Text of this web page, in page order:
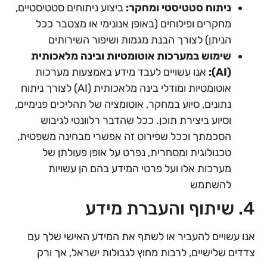
ניתוח סטטיסטי ומחקר: ביצוע ניתוחים סטטיסטיים,
מחקרים ופילוחים (באופן אנונימי או מצטבר ככל
הניתן) לצורך הבנת מגמות ושיפור השירותים
שימוש במערכות אוטומטיות ובינה מלאכותית
(AI):
אנו עשויים לעבד מידע באמצעות מערכות
אוטומטיות ומודלי בינה מלאכותית (AI) לצורך ניתוח
נתונים, סיוע במחקר, אוטומציה של תהליכים פנימיים,
וסיוע ביצירת תוכן. ככל שהדבר רלוונטי לגיבוש
הסכמתך וככל שפירוט זה אפשרי מבחינה משפטית,
טכנולוגית ומסחרית, נפרט על אופן פעולתן של
מערכות אלו ועל פרטי המידע בהם הן עשויות
להשתמש
4. שיתוף והעברת מידע
אנו עשויים להעביר או לשתף את המידע האישי שלך עם
צדדים שלישיים, לרבות מחוץ לגבולות ישראל, אך ורק